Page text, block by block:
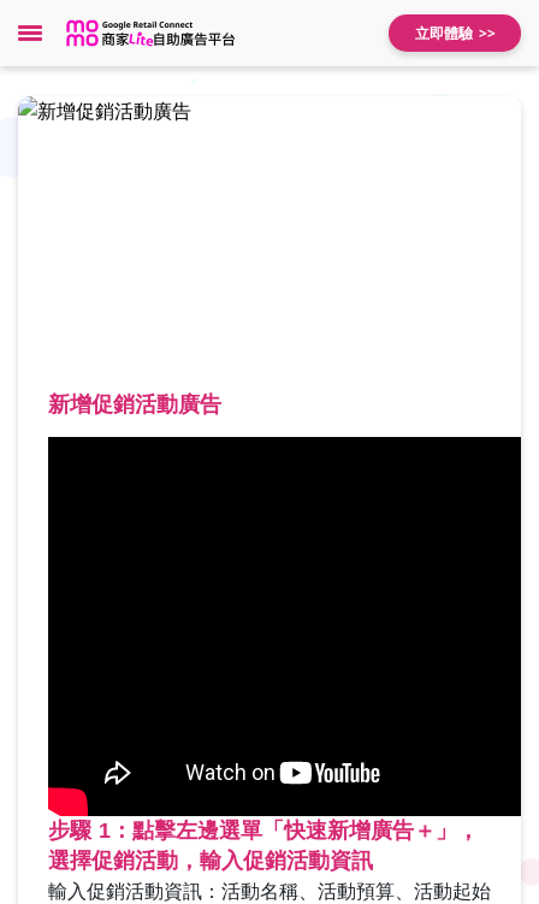
立即體驗
新增促銷活動廣告
步驟 1：點擊左邊選單「快速新增廣告＋」，
選擇促銷活動，輸入促銷活動資訊
輸入促銷活動資訊：活動名稱、活動預算、活動起始